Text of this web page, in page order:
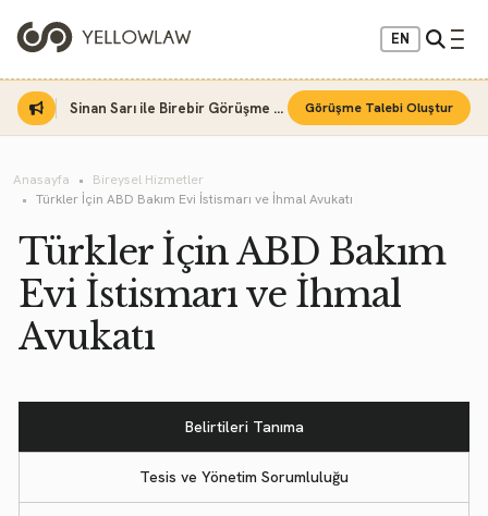
EN
Sinan Sarı ile Birebir Görüşme Fırsatı Görüşme Talebi Oluştur
Anasayfa
Bireysel Hizmetler
Türkler İçin ABD Bakım Evi İstismarı ve İhmal Avukatı
Türkler İçin ABD Bakım
Evi İstismarı ve İhmal
Avukatı
Belirtileri Tanıma
Tesis ve Yönetim Sorumluluğu